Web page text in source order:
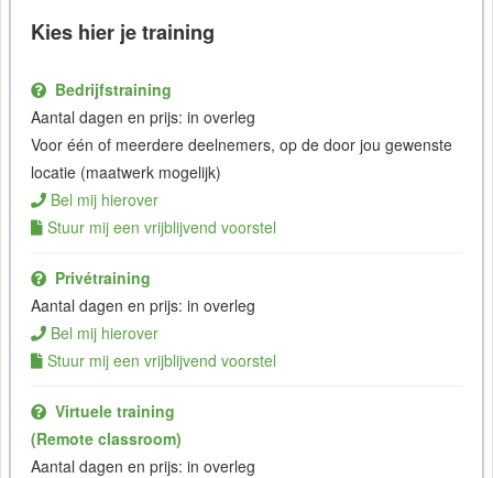
Kies hier je training
Bedrijfstraining
Aantal dagen en prijs: in overleg
Voor één of meerdere deelnemers, op de door jou gewenste
locatie (maatwerk mogelijk)
Bel mij hierover
Stuur mij een vrijblijvend voorstel
Privétraining
Aantal dagen en prijs: in overleg
Bel mij hierover
Stuur mij een vrijblijvend voorstel
Virtuele training
(Remote classroom)
Aantal dagen en prijs: in overleg